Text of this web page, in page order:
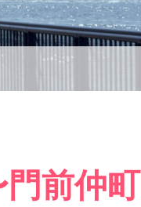
前仲町